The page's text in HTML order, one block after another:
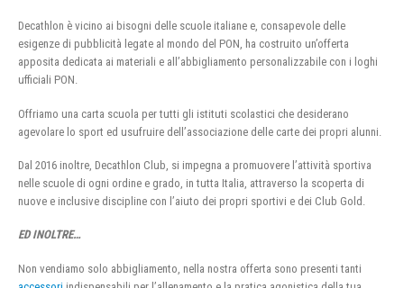
Decathlon è vicino ai bisogni delle scuole italiane e, consapevole delle
esigenze di pubblicità legate al mondo del PON, ha costruito un’offerta
apposita dedicata ai materiali e all’abbigliamento personalizzabile con i loghi
ufficiali PON.
Offriamo una carta scuola per tutti gli istituti scolastici che desiderano
agevolare lo sport ed usufruire dell’associazione delle carte dei propri alunni.
Dal 2016 inoltre, Decathlon Club, si impegna a promuovere l’attività sportiva
nelle scuole di ogni ordine e grado, in tutta Italia, attraverso la scoperta di
nuove e inclusive discipline con l’aiuto dei propri sportivi e dei Club Gold.
ED INOLTRE…
Non vendiamo solo abbigliamento, nella nostra offerta sono presenti tanti